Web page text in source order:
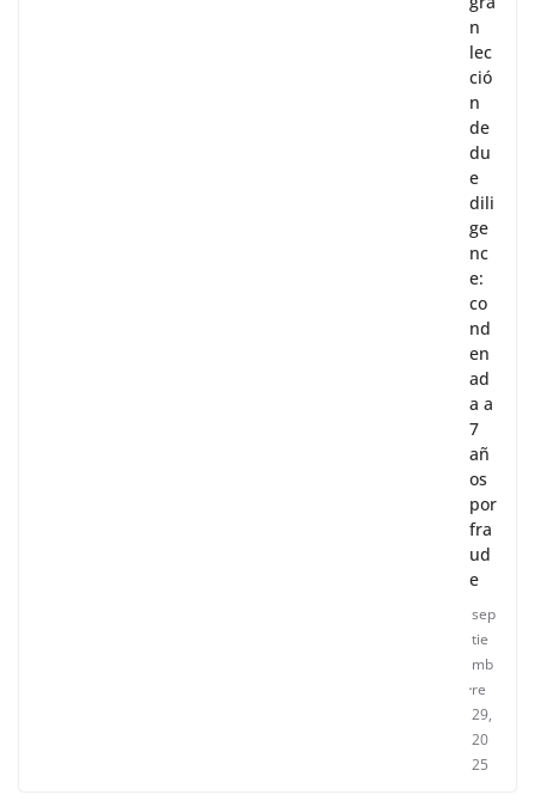
n
lec
ció
n
de
du
e
dili
ge
nc
e:
co
nd
en
ad
a a
7
añ
os
por
fra
ud
e
sep
tie
mb
re
29,
20
25